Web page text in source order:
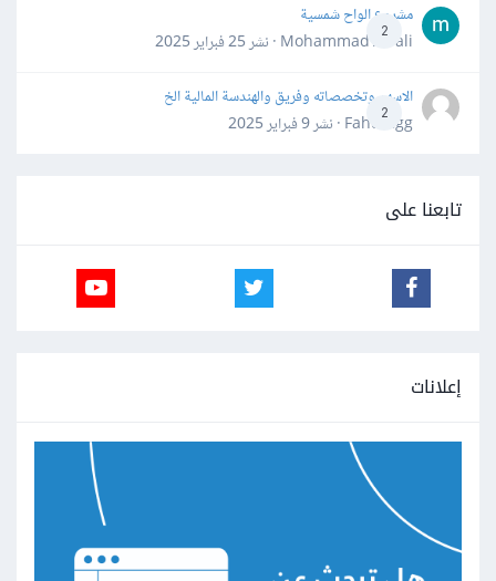
2
مشروع الواح شمسية
Mohammad Awali · نشر
25 فبراير 2025
2
الاسهم وتخصصاته وفريق والهندسة المالية الخ
Fahd Ggg · نشر
9 فبراير 2025
تابعنا على
إعلانات